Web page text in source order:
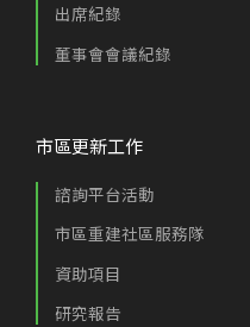
出席紀錄
董事會會議紀錄
市區更新工作
諮詢平台活動
市區重建社區服務隊
資助項目
研究報告